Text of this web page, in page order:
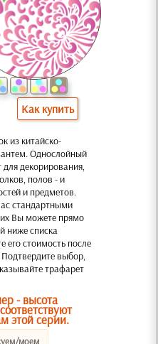
Как купить
из китайско-
Однослойный
декорирования,
полов - и
и предметов.
стандартными
Вы можете прямо
ниже списка
его стоимость после
выбор,
трафарет
- высота
этой серии.
моем